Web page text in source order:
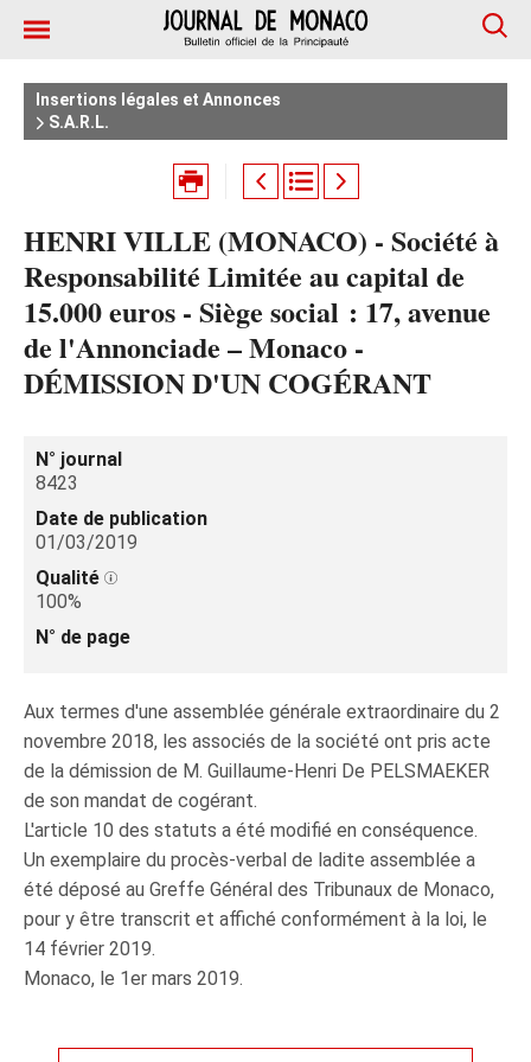
Insertions légales et Annonces
S.A.R.L.
HENRI VILLE (MONACO) - Société à
Responsabilité Limitée au capital de
15.000 euros - Siège social : 17, avenue
de l'Annonciade – Monaco -
DÉMISSION D'UN COGÉRANT
N° journal
8423
Date de publication
01/03/2019
Qualité
100%
N° de page
Aux termes d'une assemblée générale extraordinaire du 2
novembre 2018, les associés de la société ont pris acte
de la démission de M. Guillaume-Henri De PELSMAEKER
de son mandat de cogérant.
L'article 10 des statuts a été modifié en conséquence.
Un exemplaire du procès-verbal de ladite assemblée a
été déposé au Greffe Général des Tribunaux de Monaco,
pour y être transcrit et affiché conformément à la loi, le
14 février 2019.
Monaco, le 1er mars 2019.